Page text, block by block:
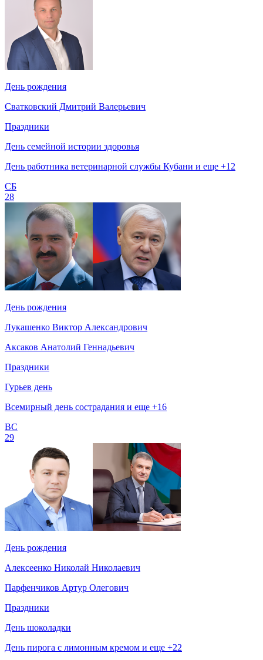
День рождения
Сватковский Дмитрий Валерьевич
Праздники
День семейной истории здоровья
День работника ветеринарной службы Кубани и еще +12
СБ
28
День рождения
Лукашенко Виктор Александрович
Аксаков Анатолий Геннадьевич
Праздники
Гурьев день
Всемирный день сострадания и еще +16
ВС
29
День рождения
Алексеенко Николай Николаевич
Парфенчиков Артур Олегович
Праздники
День шоколадки
День пирога с лимонным кремом и еще +22